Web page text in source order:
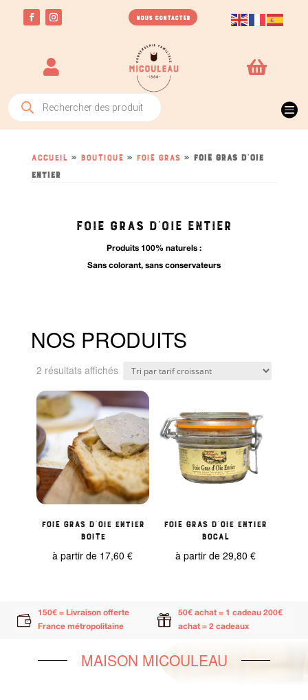
NOUS CONTACTER
 
Recherche
de
produits

Accueil » Boutique» Foie Gras» Foie gras d’oie
entier
FOIE GRAS D'OIE ENTIER
Produits 100% naturels :
Sans colorant, sans conservateurs
NOS PRODUITS
2 résultats affichésTrié
prix
croissant
Foie gras d’Oie entier
boite
à partir de 17,60€
Foie gras d’Oie entier
bocal
à partir de 29,80 €

150€ = Livraison offerte
France métropolitaine

50€ achat = 1 cadeau 200€
achat = 2 cadeaux
MAISON MICOULEAU